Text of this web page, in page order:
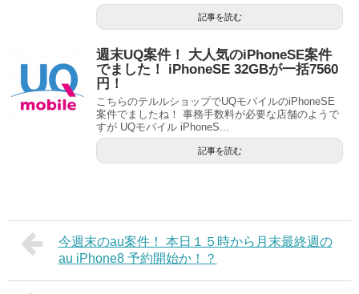
記事を読む
週末UQ案件！ 大人気のiPhoneSE案件
でました！ iPhoneSE 32GBが一括7560
円！
こちらのテルルショップでUQモバイルのiPhoneSE
案件でましたね！ 事務手数料が必要な店舗のようで
すが UQモバイル iPhoneS...
記事を読む
今週末のau案件！ 本日１５時から月末最終週の
au iPhone8 予約開始か！？